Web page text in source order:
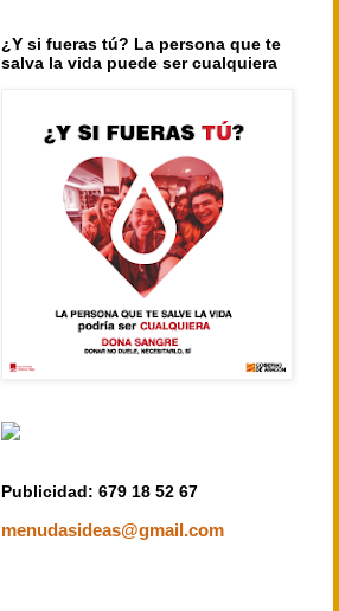
¿Y si fueras tú? La persona que te
salva la vida puede ser cualquiera
Publicidad: 679 18 52 67
menudasideas@gmail.com